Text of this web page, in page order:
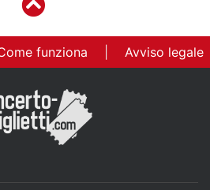
funziona Avviso legale